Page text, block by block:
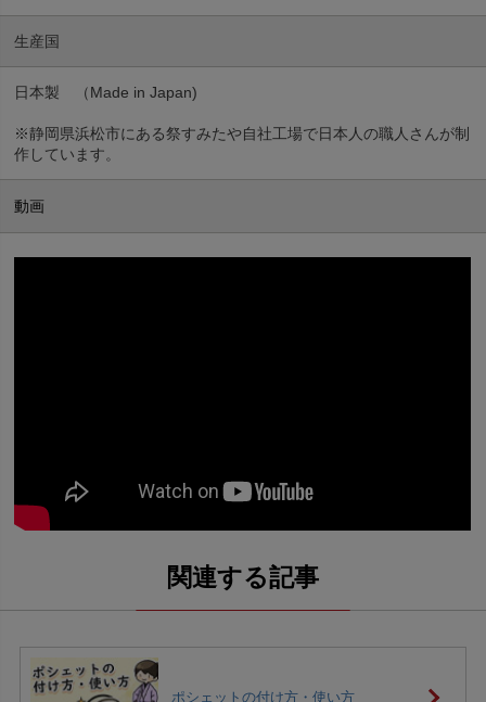
生産国
日本製 （Made in Japan)
※静岡県浜松市にある祭すみたや自社工場で日本人の職人さんが制
作しています。
ポシェットの付け方・使い方